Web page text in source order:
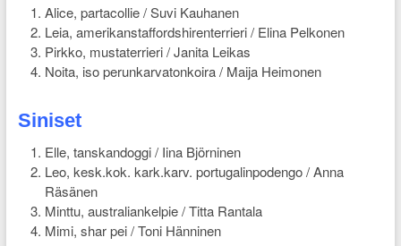
Alice, partacollie / Suvi Kauhanen
Leia, amerikanstaffordshirenterrieri / Elina Pelkonen
Pirkko, mustaterrieri / Janita Leikas
Noita, iso perunkarvatonkoira / Maija Heimonen
Siniset
Elle, tanskandoggi / Iina Björninen
Leo, kesk.kok. kark.karv. portugalinpodengo / Anna
Räsänen
Minttu, australiankelpie / Titta Rantala
Mimi, shar pei / Toni Hänninen